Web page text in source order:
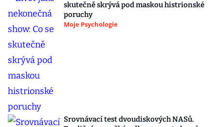
skutečně skrývá pod maskou histrionské
poruchy
Moje Psychologie
Srovnávací test dvoudiskových NASů.